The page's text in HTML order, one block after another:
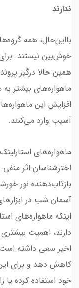
ندارند
بااین‌حال، همه
خوش‌بین نیستند.
همین حالا درگیر
ماهواره‌های بیشتر
افزایش این
آسیب وارد می‌کنند.
ماهواره‌های
اخترشناسان اثر منفی
بازتاب‌دهنده نور
آسمان شب در
اینکه ماهواره‌های
دارند، اهمیت
اخیر سعی داشته است
کاهش دهد و برای
خود استفاده کرده یا